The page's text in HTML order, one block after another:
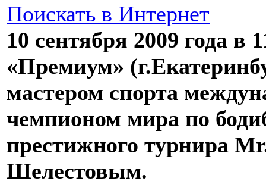
Поискать в Интернет
10 сентября 2009 года в
«Премиум»
мастером спорта
чемпионом мира по
престижного турнира
Шелестовым.